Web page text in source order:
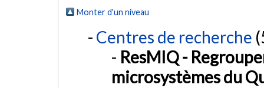
Monter d'un niveau
Centres de recherche
ResMIQ -
microsystèmes du